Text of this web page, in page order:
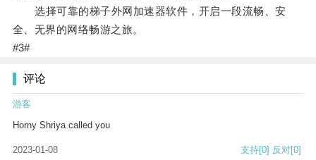
选择可靠的梯子外网加速器软件，开启一段流畅、安
全、无界的网络畅游之旅。
#3#
评论
游客
Horny Shriya called you
2023-01-08 支持[0] 反对[0]